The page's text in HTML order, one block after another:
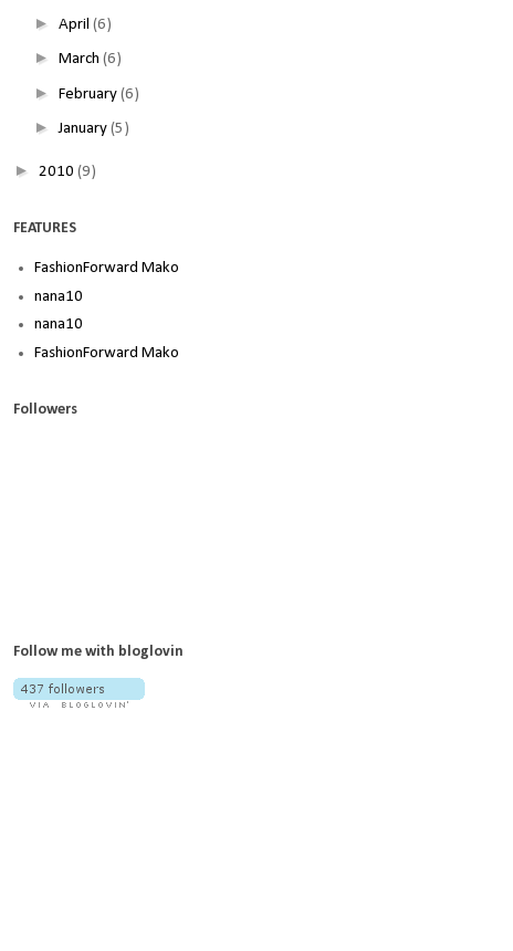
► April (6)
► March (6)
► February (6)
►January (5)
► 2010 (9)
FEATURES
FashionForward Mako
nana10
nana10
FashionForward Mako
Followers
Follow me with bloglovin